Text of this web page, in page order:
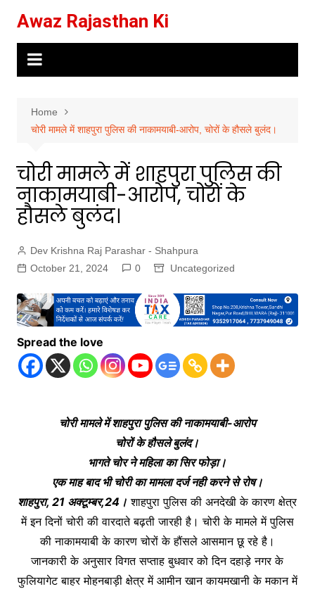
content
Awaz Rajasthan Ki
Home
चोरी मामले में शाहपुरा पुलिस की नाकामयाबी-आरोप, चोरों के हौसले बुलंद।
चोरी मामले में शाहपुरा पुलिस की
नाकामयाबी-आरोप, चोरों के
हौसले बुलंद।
Dev Krishna Raj Parashar - Shahpura
October 21, 2024
0 Uncategorized
Spread the love
चोरी मामले में शाहपुरा पुलिस की नाकामयाबी-आरोप
चोरों के हौसले बुलंद।
भागते चोर ने महिला का सिर फोड़ा।
एक माह बाद भी चोरी का मामला दर्ज नही करने से रोष।
शाहपुरा, 21 अक्टूम्बर,24। शाहपुरा पुलिस की अनदेखी के कारण क्षेत्र
में इन दिनों चोरी की वारदाते बढ़ती जारही है। चोरी के मामले में पुलिस
की नाकामयाबी के कारण चोरों के हौंसले आसमान छू रहे है।
जानकारी के अनुसार विगत सप्ताह बुधवार को दिन दहाड़े नगर के
फुलियागेट बाहर मोहनबाड़ी क्षेत्र में आमीन खान कायमखानी के मकान में